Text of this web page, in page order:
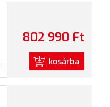
802 990 Ft
kosárba